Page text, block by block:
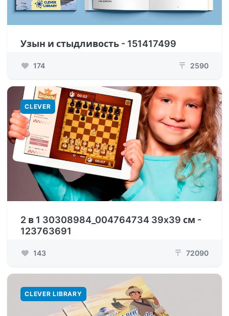
Узын и стыдливость - 151417499
174 ₸ 2590
CLEVER
2 в 1 30308984_004764734 39x39 см -
123763691
143 ₸ 72090
CLEVER LIBRARY